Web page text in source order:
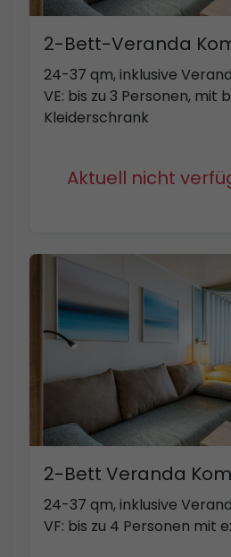
2-Bett-Veranda
24-37 qm, inklusive
VE: bis zu 3 Personen, mit
Kleiderschrank
Aktuell nicht
2-Bett Veranda
24-37 qm, inklusive
VF: bis zu 4 Personen mit